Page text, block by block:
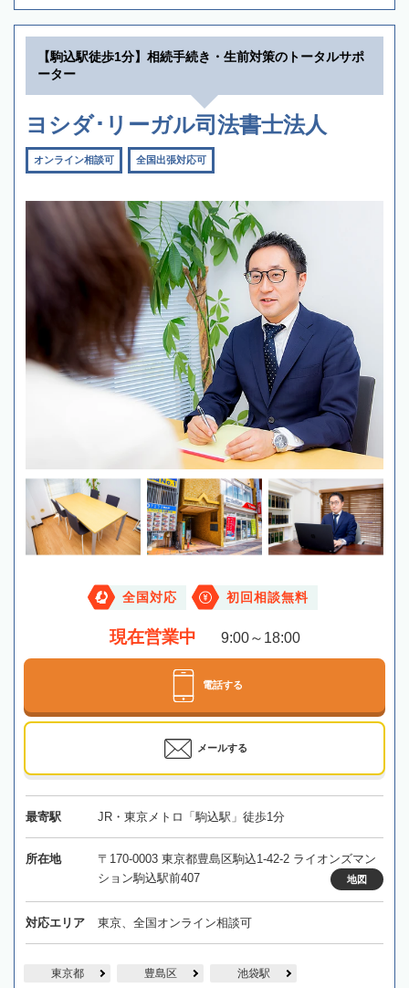
【駒込駅徒歩1分】相続手続き・生前対策のトータルサポ
ーター
ヨシダ･リーガル司法書士法人
オンライン相談可 全国出張対応可
全国対応 初回相談無料
現在営業中 9:00～18:00
電話する
メールする
最寄駅 JR・東京メトロ「駒込駅」徒歩1分
所在地
〒170-0003 東京都豊島区駒込1-42-2 ライオンズマン
ション駒込駅前407
地図
対応エリア 東京、全国オンライン相談可
東京都 豊島区 池袋駅